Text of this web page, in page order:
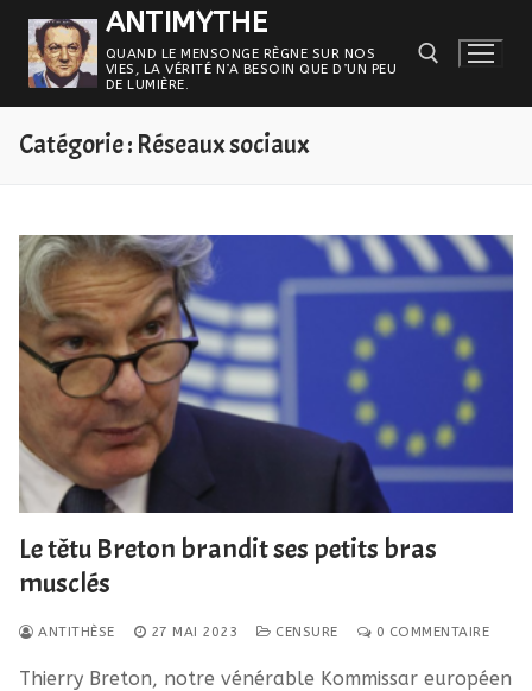
Aller
contenu
ANTIMYTHE
QUAND LE MENSONGE RÈGNE SUR NOS
VIES, LA VÉRITÉ N’A BESOIN QUE D’UN PEU
DE LUMIÈRE.
Rechercher :
Catégorie : Réseaux sociaux
Le têtu Breton brandit ses petits bras
musclés
ANTITHÈSE 27 MAI 2023 CENSURE 0 COMMENTAIRE
Thierry Breton, notre vénérable Kommissar européen